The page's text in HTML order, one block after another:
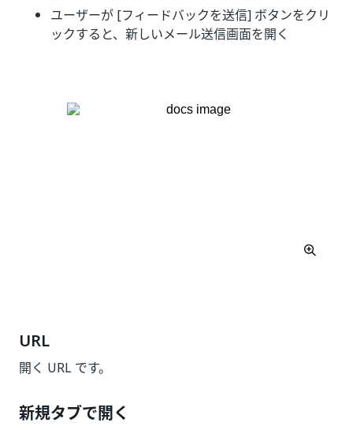
ユーザーが [フィードバックを送信] ボタンをクリ
ックすると、新しいメール送信画面を開く
URL
開く URL です。
新規タブで開く